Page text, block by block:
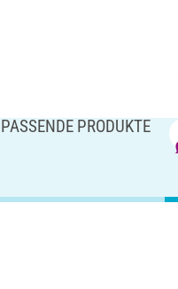
PASSENDE PRODUKTE